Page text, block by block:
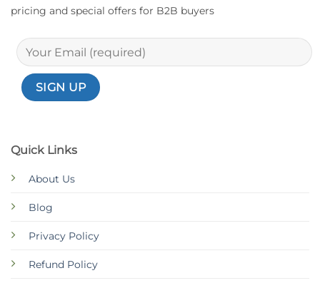
Quick Links
About Us
Blog
Privacy Policy
Refund Policy
pricing and special offers for B2B buyers